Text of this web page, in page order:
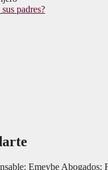
padres?
Emeybe